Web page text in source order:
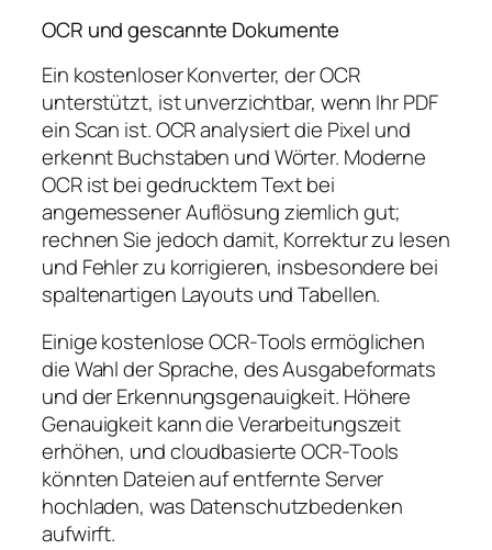
OCR und gescannte Dokumente
Ein kostenloser Konverter, der OCR
unterstützt, ist unverzichtbar, wenn Ihr PDF
ein Scan ist. OCR analysiert die Pixel und
erkennt Buchstaben und Wörter. Moderne
OCR ist bei gedrucktem Text bei
angemessener Auflösung ziemlich gut;
rechnen Sie jedoch damit, Korrektur zu lesen
und Fehler zu korrigieren, insbesondere bei
spaltenartigen Layouts und Tabellen.
Einige kostenlose OCR-Tools ermöglichen
die Wahl der Sprache, des Ausgabeformats
und der Erkennungsgenauigkeit. Höhere
Genauigkeit kann die Verarbeitungszeit
erhöhen, und cloudbasierte OCR-Tools
könnten Dateien auf entfernte Server
hochladen, was Datenschutzbedenken
aufwirft.